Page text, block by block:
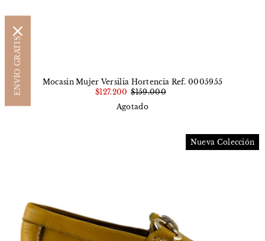
Mocasin Mujer Versilia Hortencia Ref. 0005955
$127.200 $159.000
Agotado
Nueva Colección
ENVÍO GRATIS